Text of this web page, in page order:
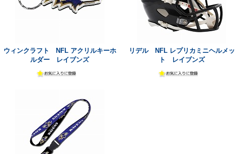
ウィンクラフト NFL アクリルキーホ
ルダー レイブンズ
リデル NFL レプリカミニヘルメッ
ト レイブンズ